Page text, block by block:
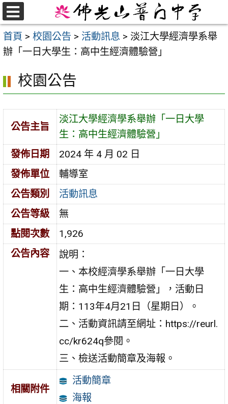
跳
至
主
要
首頁 > 校園公告 > 活動訊息 > 淡江大學經濟學系舉
辦「一日大學生：高中生經濟體驗營」
校園公告
公告主旨
淡江大學經濟學系舉辦「一日大學
生：高中生經濟體驗營」
發佈日期
2024 年 4 月 02 日
發佈單位
輔導室
公告類別
活動訊息
公告等級
無
點閱次數
1,926
公告內容
說明：
一、本校經濟學系舉辦「一日大學
生：高中生經濟體驗營」，活動日
期：113年4月21日（星期日）。
二、活動資訊請至網址：https://reurl.
cc/kr624q參閱。
三、檢送活動簡章及海報。
相關附件
活動簡章
海報
選
單